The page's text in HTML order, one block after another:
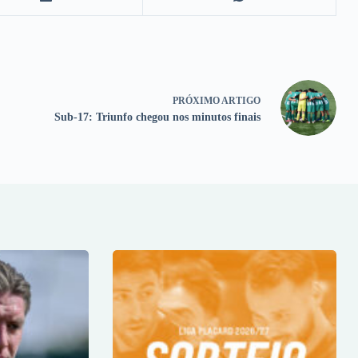
PRÓXIMO ARTIGO
Sub-17: Triunfo chegou nos minutos finais